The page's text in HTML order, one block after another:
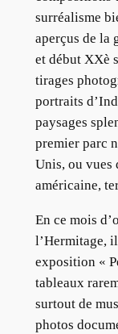
surréalisme
aperçus de la
et début XXè
tirages
portraits
paysages
premier parc
Unis, ou vues
américaine,
En ce mois
l’Hermitage,
exposition «
tableaux
surtout de
photos